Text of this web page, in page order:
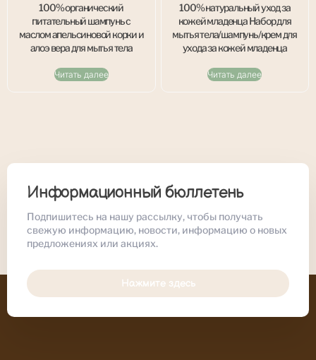
100% органический
питательный шампунь с
маслом апельсиновой корки и
алоэ вера для мытья тела
Читать далее
100% натуральный уход за
кожей младенца Набор для
мытья тела/шампунь/крем для
ухода за кожей младенца
Читать далее
Информационный бюллетень
Подпишитесь на нашу рассылку, чтобы получать
свежую информацию, новости, информацию о новых
предложениях или акциях.
Нажмите здесь